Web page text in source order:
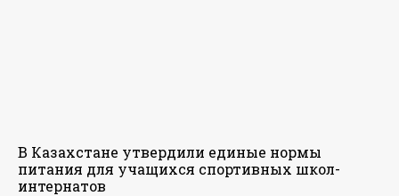
В Казахстане утвердили единые нормы
питания для учащихся спортивных школ-
интернатов